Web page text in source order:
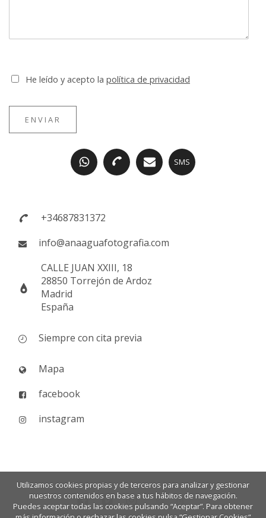
He leído y acepto la política de privacidad
ENVIAR
SMS
+34687831372
info@anaaguafotografia.com
CALLE JUAN XXIII, 18
28850 Torrejón de Ardoz
Madrid
España
Siempre con cita previa
Mapa
facebook
instagram
Utilizamos cookies propias y de terceros para analizar y gestionar
nuestros contenidos en base a tus hábitos de navegación.
Puedes aceptar todas las cookies pulsando “Aceptar”. Para obtener